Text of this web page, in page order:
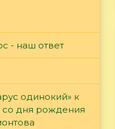
- наш ответ
одинокий» к
со дня рождения